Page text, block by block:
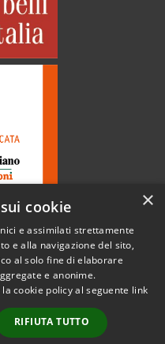
Copyright © 2026 • Comune di
Gromo • Powered by
Municipium•
Accesso
redazione
×
cookie
e assimilati strettamente
e alla navigazione del sito,
al solo fine di elaborare
e anonime.
cookie policy al seguente link
RIFIUTA TUTTO